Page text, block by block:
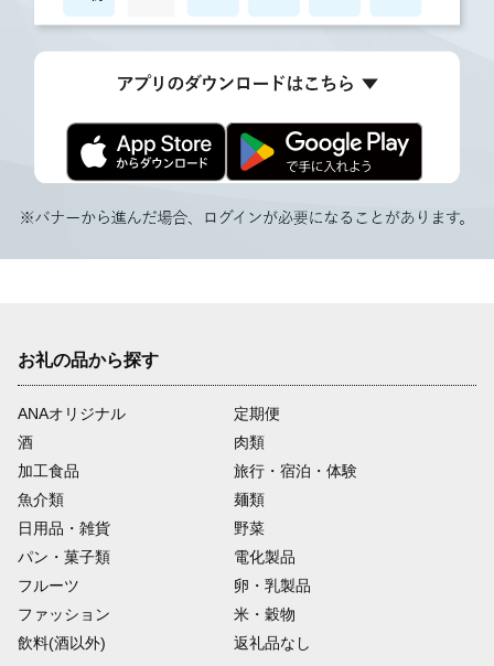
お礼の品から探す
ANAオリジナル
定期便
酒
肉類
加工食品
旅行・宿泊・体験
魚介類
麺類
日用品・雑貨
野菜
パン・菓子類
電化製品
フルーツ
卵・乳製品
ファッション
米・穀物
飲料(酒以外)
返礼品なし